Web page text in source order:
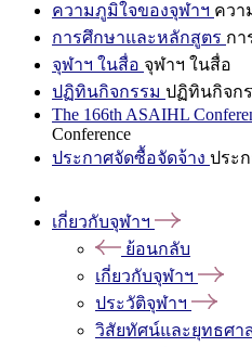
ความภูมิใจของจุฬาฯ ควา
การศึกษาและหลักสูตร กา
จุฬาฯ ในสื่อ จุฬาฯ ในสื่อ
ปฏิทินกิจกรรม ปฏิทินกิจก
The 166th ASAIHL
Conference
ประกาศจัดซื้อจัดจ้าง ประ
เกี่ยวกับจุฬาฯ
ย้อนกลับ
เกี่ยวกับจุฬาฯ
ประวัติจุฬาฯ
วิสัยทัศน์และยุทธศา